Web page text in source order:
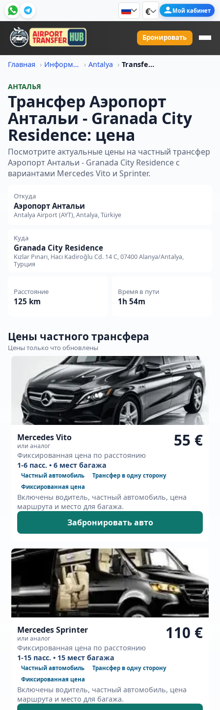
€ Мой кабинет
Бронировать
Главная Информация о ценах на трансфер Antalya Transfer Iz Aeroport Antali V Granada City Residence Tsena
АНТАЛЬЯ
Трансфер Аэропорт
Антальи - Granada City
Residence: цена
Посмотрите актуальные цены на частный трансфер
Аэропорт Антальи - Granada City Residence с
вариантами Mercedes Vito и Sprinter.
Откуда
Аэропорт Антальи
Antalya Airport (AYT), Antalya, Türkiye
Куда
Granada City Residence
Kızlar Pınarı, Hacı Kadiroğlu Cd. 14 C, 07400 Alanya/Antalya,
Турция
Расстояние
125 km
Время в пути
1h 54m
Цены частного трансфера
Цены только что обновлены
Mercedes Vito
или аналог
Фиксированная цена по расстоянию
55 €
1-6 пасс. • 6 мест багажа
Частный автомобиль
Трансфер в одну сторону
Фиксированная цена
Включены водитель, частный автомобиль, цена
маршрута и место для багажа.
Забронировать авто
Mercedes Sprinter
или аналог
Фиксированная цена по расстоянию
110 €
1-15 пасс. • 15 мест багажа
Частный автомобиль
Трансфер в одну сторону
Фиксированная цена
Включены водитель, частный автомобиль, цена
маршрута и место для багажа.